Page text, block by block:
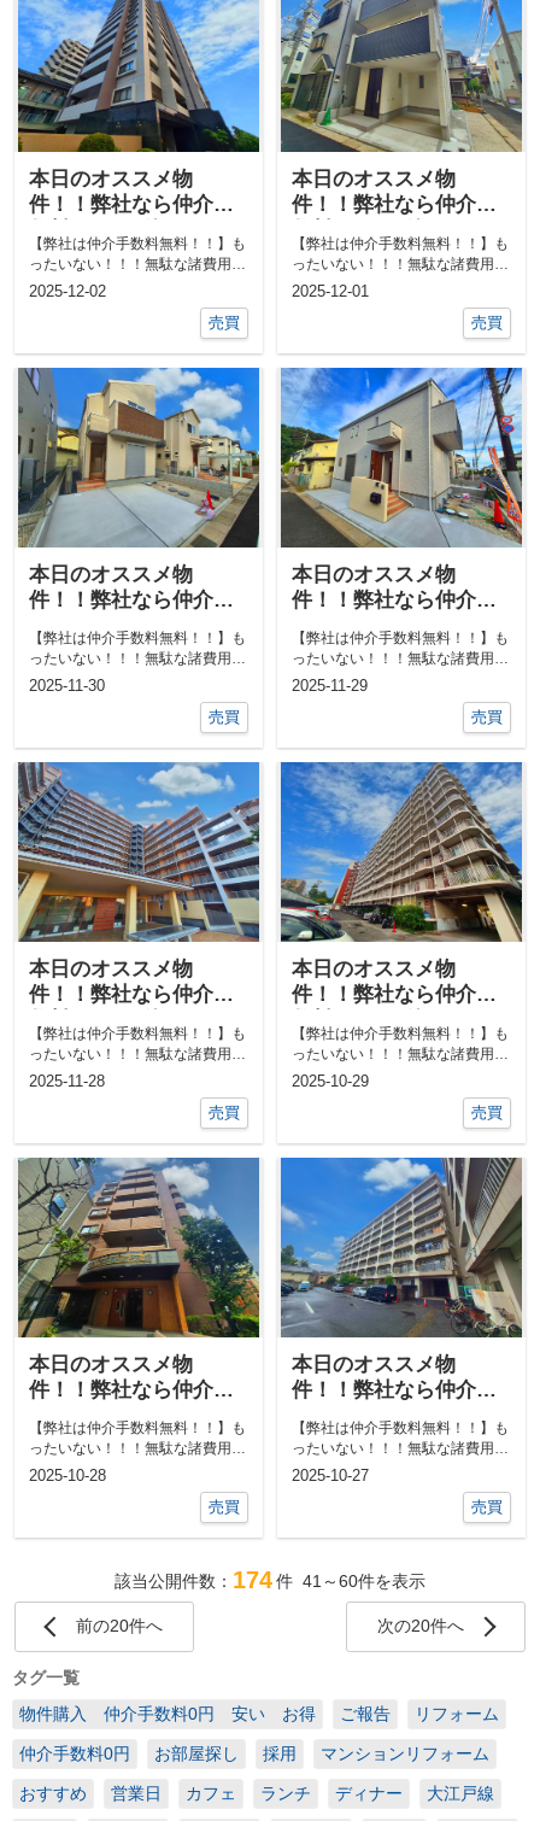
本日のオススメ物
件！！弊社なら仲介手
なる物件あればご相談
ください！！
【弊社は仲介手数料無料！！】も
ったいない！！！無駄な諸費用一
切なし！！①ネットで気になる物
2025-12-02
売買
本日のオススメ物
件！！弊社なら仲介手
なる物件あればご相談
ください！！
【弊社は仲介手数料無料！！】も
ったいない！！！無駄な諸費用一
切なし！！①ネットで気になる物
2025-12-01
売買
本日のオススメ物
件！！弊社なら仲介手
数料0円！！他にも気に
なる物件あればご相談
ください！！
【弊社は仲介手数料無料！！】も
ったいない！！！無駄な諸費用一
切なし！！①ネットで気になる物
2025-11-30
売買
本日のオススメ物
件！！弊社なら仲介手
数料0円！！他にも気に
なる物件あればご相談
ください！！
【弊社は仲介手数料無料！！】も
ったいない！！！無駄な諸費用一
切なし！！①ネットで気になる物
2025-11-29
売買
本日のオススメ物
件！！弊社なら仲介手
なる物件あればご相談
ください！！
【弊社は仲介手数料無料！！】も
ったいない！！！無駄な諸費用一
切なし！！①ネットで気になる物
2025-11-28
売買
本日のオススメ物
件！！弊社なら仲介手
なる物件あればご相談
ください！！
【弊社は仲介手数料無料！！】も
ったいない！！！無駄な諸費用一
切なし！！①ネットで気になる物
2025-10-29
売買
本日のオススメ物
件！！弊社なら仲介手
なる物件あればご相談
ください！！
【弊社は仲介手数料無料！！】も
ったいない！！！無駄な諸費用一
切なし！！①ネットで気になる物
2025-10-28
売買
本日のオススメ物
件！！弊社なら仲介手
なる物件あればご相談
ください！！
【弊社は仲介手数料無料！！】も
ったいない！！！無駄な諸費用一
切なし！！①ネットで気になる物
2025-10-27
売買
該当公開件数： 174件 41～60件を表示
前の20件へ 次の20件へ
タグ一覧
物件購入 仲介手数料0円 安い お得
ご報告 リフォーム
仲介手数料0円 お部屋探し 採用 マンションリフォーム
おすすめ 営業日 カフェ ランチ ディナー 大江戸線